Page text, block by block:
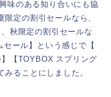
味のある知り合いにも協
定の割引セールなら、
秋限定の割引セールな
ール】という感じで【
【TOYBOX スプリング
ることにしました。